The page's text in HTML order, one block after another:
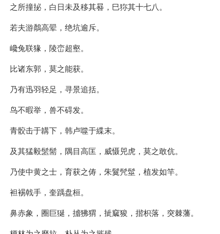
之所撞㧙，白日未及移其晷，巳狝其十七八。
若夫游鷮高翚，绝坑逾斥。
巉兔联猭，陵峦超壑。
比诸东郭，莫之能获。
乃有迅羽轻足，寻景追括。
鸟不暇举，兽不碍发。
青骹击于韝下，韩卢噬于緤末。
及其猛毅髬髵，隅目高匡，威慑兕虎，莫之敢伉。
乃使中黄之士，育获之俦，朱鬕髠髽，植发如竿。
袒裼戟手，奎踽盘桓。
鼻赤象，圈巨狿，摣狒猬，㧗窳狻，揩枳落，突棘藩。